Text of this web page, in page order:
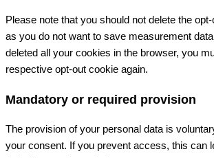
Please note that you should not delete the
as you do not want to save measurement
deleted all your cookies in the browser, you
respective opt-out cookie again.
Mandatory or required provision
The provision of your personal data is
your consent. If you prevent access, this can